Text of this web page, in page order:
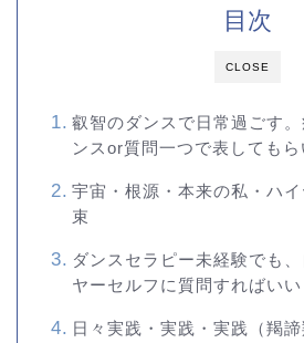
CLOSE
目次
叡智のダンスで日常過ごす
ンスor質問一つで表してもら
宇宙・根源・本来の私・ハ
束
ダンスセラピー未経験でも
ヤーセルフに質問すればいい
日々実践・実践・実践（羯